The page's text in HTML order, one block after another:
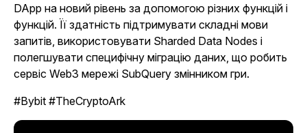
DApp на новий рівень за допомогою різних функцій і
функцій. Її здатність підтримувати складні мови
запитів, використовувати Sharded Data Nodes і
полегшувати специфічну міграцію даних, що робить
сервіс Web3 мережі SubQuery змінником гри.
#Bybit #TheCryptoArk